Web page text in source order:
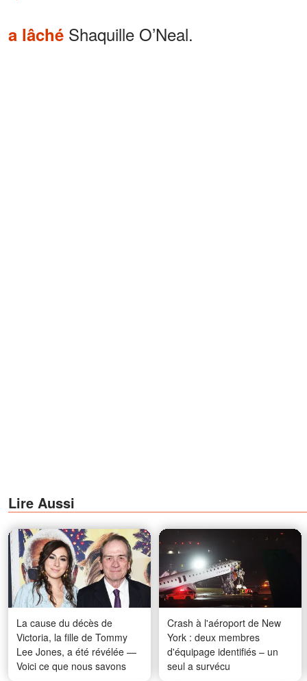
a lâché Shaquille O’Neal.
Lire Aussi
La cause du décès de
Victoria, la fille de Tommy
Lee Jones, a été révélée —
Voici ce que nous savons
Crash à l'aéroport de New
York : deux membres
d'équipage identifiés – un
seul a survécu